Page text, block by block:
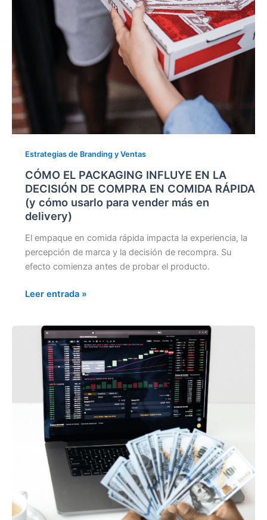
Estrategias de Branding y Ventas
CÓMO EL PACKAGING INFLUYE EN LA
DECISIÓN DE COMPRA EN COMIDA RÁPIDA
(y cómo usarlo para vender más en
delivery)
El empaque en comida rápida impacta la experiencia, la
percepción de marca y la decisión de recompra. Su
efecto comienza antes de probar el producto.
COMPRA
usarlo
para
vender
en
delivery)
Leer entrada »
INTELIGENCIA
COMPETITIVA
INFLUYE
LA
DECISIÓN
COMPRA
PIZZAS
Y
COMIDA